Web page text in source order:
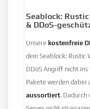
Seablock:
& DDoS-
Unserekostenfreie
dein Seablock: Rustic
DDoS Angriff nicht
Pakete werden dabei
aussortiert. Dadurch